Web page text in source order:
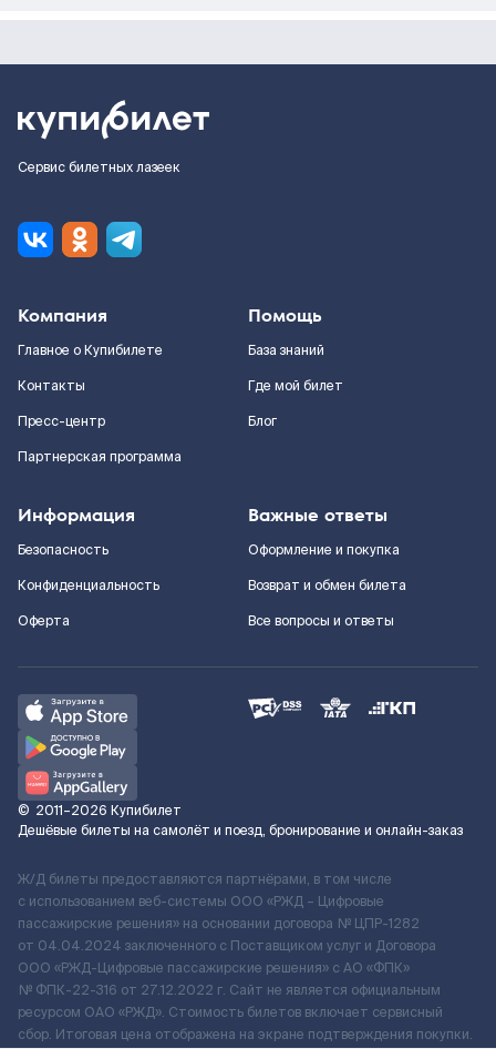
Сервис билетных лазеек
Компания
Главное о Купибилете
Контакты
Пресс-центр
Партнерская программа
Помощь
База знаний
Где мой билет
Блог
Информация
Безопасность
Конфиденциальность
Оферта
Важные ответы
Оформление и покупка
Возврат и обмен билета
Все вопросы и ответы
© 2011–2026 Купибилет
Дешёвые билеты на самолёт и поезд, бронирование и онлайн-заказ
Ж/Д билеты предоставляются партнёрами, в том числе
с использованием веб-системы ООО «РЖД – Цифровые
пассажирские решения» на основании договора № ЦПР-1282
от 04.04.2024 заключенного с Поставщиком услуг и Договора
ООО «РЖД-Цифровые пассажирские решения» c АО «ФПК»
№ ФПК-22-316 от 27.12.2022 г. Сайт не является официальным
ресурсом ОАО «РЖД». Стоимость билетов включает сервисный
сбор. Итоговая цена отображена на экране подтверждения покупки.